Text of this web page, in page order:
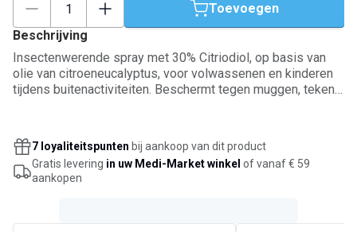
Toevoegen
Beschrijving
Insectenwerende spray met 30% Citriodiol, op basis van
olie van citroeneucalyptus, voor volwassenen en kinderen
tijdens buitenactiviteiten. Beschermt tegen muggen, teken,
bekend malariarisico. Aanbrengen op blootgestelde,
schone en droge huid, met vermijding van ogen en lippen.
Voor het gezicht eerst in de handpalm sprayen en
voorzichtig verdelen.
7 loyaliteitspunten bij aankoop van dit product
Gratis levering in uw Medi-Market winkel of vanaf € 59
aankopen